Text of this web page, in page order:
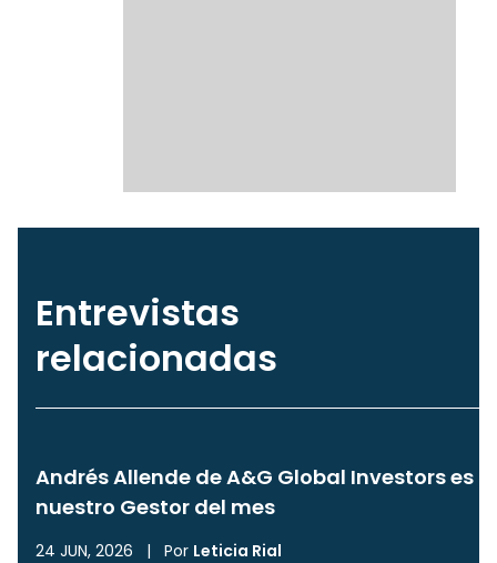
Entrevistas
relacionadas
Andrés Allende de A&G Global Investors es
nuestro Gestor del mes
24 JUN, 2026 | Por Leticia Rial